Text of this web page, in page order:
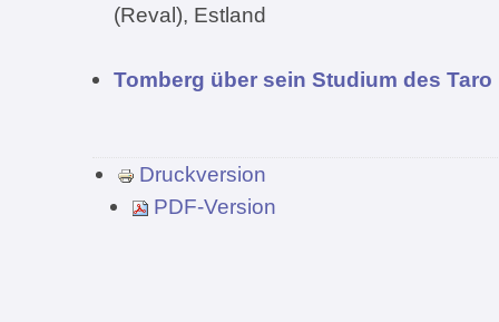
(Reval), Estland
Tomberg über sein Studium des Taro
Druckversion
PDF-Version